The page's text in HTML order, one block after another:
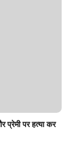
प्रेमी पर हत्या कर